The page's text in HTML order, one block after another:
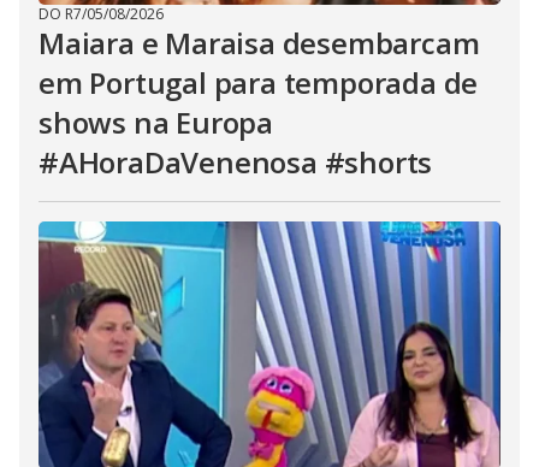
DO R7/05/08/2026
Maiara e Maraisa desembarcam
em Portugal para temporada de
shows na Europa
#AHoraDaVenenosa #shorts